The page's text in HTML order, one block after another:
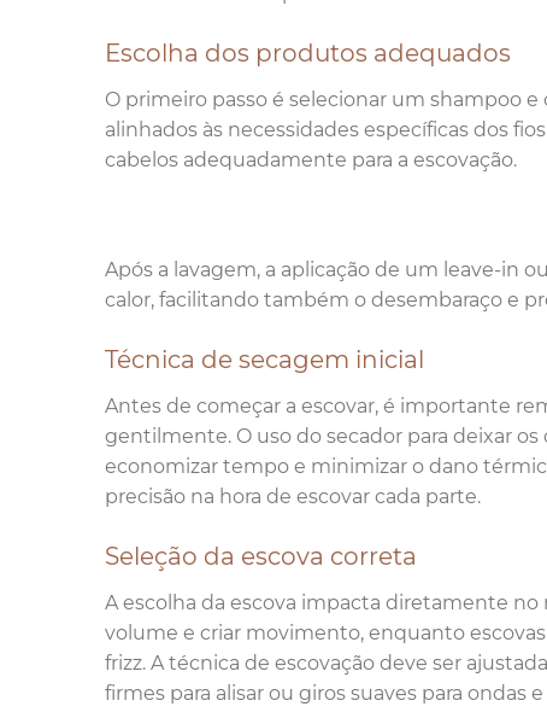
Escolha dos produtos adequados
O primeiro passo é selecionar um shampoo
alinhados às necessidades específicas dos
cabelos adequadamente para a escovação.
Após a lavagem, a aplicação de um leave-in
calor, facilitando também o desembaraço e
Técnica de secagem inicial
Antes de começar a escovar, é importante
gentilmente. O uso do secador para deixar
economizar tempo e minimizar o dano
precisão na hora de escovar cada parte.
Seleção da escova correta
A escolha da escova impacta diretamente no
volume e criar movimento, enquanto escovas
frizz. A técnica de escovação deve ser
firmes para alisar ou giros suaves para ondas